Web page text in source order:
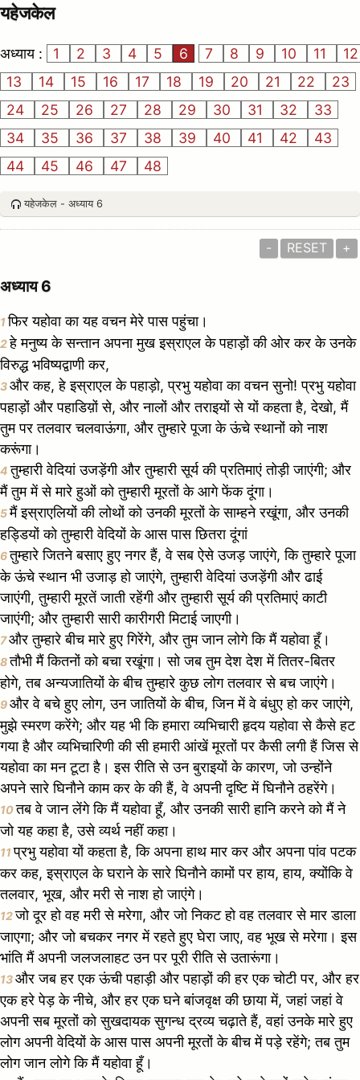
यहेजकेल
अध्याय : 1 2 3 4 5 6 7 8 9 10 11
12
13
14 15 16 17 18 19 20 21 22
23
24
25 26 27 28 29 30 31 32
33
34
35 36 37 38 39 40 41 42
43
44
45 46 47 48
यहेजकेल - अध्याय 6
- RESET +
अध्याय 6
1फिर यहोवा का यह वचन मेरे पास पहुंचा।
2हे मनुष्य के सन्तान अपना मुख इस्राएल के पहाड़ों की ओर कर के उनके
विरुद्ध भविष्यद्वाणी कर,
3और कह, हे इस्राएल के पहाड़ो, प्रभु यहोवा का वचन सुनो! प्रभु यहोवा
पहाड़ों और पहाडिय़ों से, और नालों और तराइयों से यों कहता है, देखो, मैं
तुम पर तलवार चलवाऊंगा, और तुम्हारे पूजा के ऊंचे स्थानों को नाश
करूंगा।
4तुम्हारी वेदियां उजड़ेंगी और तुम्हारी सूर्य की प्रतिमाएं तोड़ी जाएंगी; और
मैं तुम में से मारे हुओं को तुम्हारी मूरतों के आगे फेंक दूंगा।
5मैं इस्राएलियों की लोथों को उनकी मूरतों के साम्हने रखूंगा, और उनकी
हड्डियों को तुम्हारी वेदियों के आस पास छितरा दूंगां
6तुम्हारे जितने बसाए हुए नगर हैं, वे सब ऐसे उजड़ जाएंगे, कि तुम्हारे पूजा
के ऊंचे स्थान भी उजाड़ हो जाएंगे, तुम्हारी वेदियां उजड़ेंगी और ढाई
जाएंगी, तुम्हारी मूरतें जाती रहेंगी और तुम्हारी सूर्य की प्रतिमाएं काटी
जाएंगी; और तुम्हारी सारी कारीगरी मिटाई जाएगी।
7और तुम्हारे बीच मारे हुए गिरेंगे, और तुम जान लोगे कि मैं यहोवा हूँ।
8तौभी मैं कितनों को बचा रखूंगा। सो जब तुम देश देश में तितर-बितर
होगे, तब अन्यजातियों के बीच तुम्हारे कुछ लोग तलवार से बच जाएंगे।
9और वे बचे हुए लोग, उन जातियों के बीच, जिन में वे बंधुए हो कर जाएंगे,
मुझे स्मरण करेंगे; और यह भी कि हमारा व्यभिचारी हृदय यहोवा से कैसे हट
गया है और व्यभिचारिणी की सी हमारी आंखें मूरतों पर कैसी लगी हैं जिस से
यहोवा का मन टूटा है। इस रीति से उन बुराइयों के कारण, जो उन्होंने
अपने सारे घिनौने काम कर के की हैं, वे अपनी दृष्टि में घिनौने ठहरेंगे।
10तब वे जान लेंगे कि मैं यहोवा हूँ, और उनकी सारी हानि करने को मैं ने
जो यह कहा है, उसे व्यर्थ नहीं कहा।
11प्रभु यहोवा यों कहता है, कि अपना हाथ मार कर और अपना पांव पटक
कर कह, इस्राएल के घराने के सारे घिनौने कामों पर हाय, हाय, क्योंकि वे
तलवार, भूख, और मरी से नाश हो जाएंगे।
12जो दूर हो वह मरी से मरेगा, और जो निकट हो वह तलवार से मार डाला
जाएगा; और जो बचकर नगर में रहते हुए घेरा जाए, वह भूख से मरेगा। इस
भांति मैं अपनी जलजलाहट उन पर पूरी रीति से उतारूंगा।
13और जब हर एक ऊंची पहाड़ी और पहाड़ों की हर एक चोटी पर, और हर
एक हरे पेड़ के नीचे, और हर एक घने बांजवृक्ष की छाया में, जहां जहां वे
अपनी सब मूरतों को सुखदायक सुगन्ध द्रव्य चढ़ाते हैं, वहां उनके मारे हुए
लोग अपनी वेदियों के आस पास अपनी मूरतों के बीच में पड़े रहेंगे; तब तुम
लोग जान लोगे कि मैं यहोवा हूँ।